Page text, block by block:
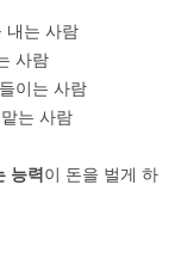
내는 사람
사람
이는 사람
는 사람
능력 이 돈을 벌게 하